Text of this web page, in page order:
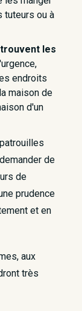
tuteurs ou à
les
endroits
maison de
d'un
de
de
prudence
et en
aux
très